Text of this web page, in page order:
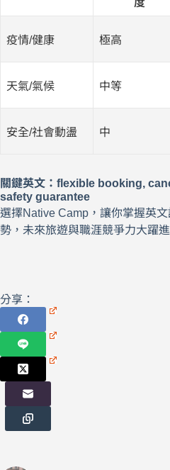
度
疫情/健康 極高
天氣/氣候 中等
安全/社會動盪 中
關鍵英文：flexible booking,
safety guarantee
選擇Native Camp，讓你掌握英
勢，未來旅遊與職涯競爭力大躍進
分享：